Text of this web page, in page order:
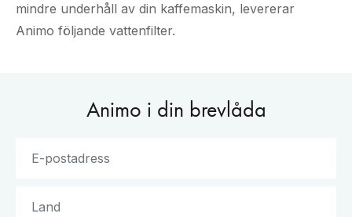
mindre underhåll av din kaffemaskin, levererar
Animo följande vattenfilter.
Animo i din brevlåda